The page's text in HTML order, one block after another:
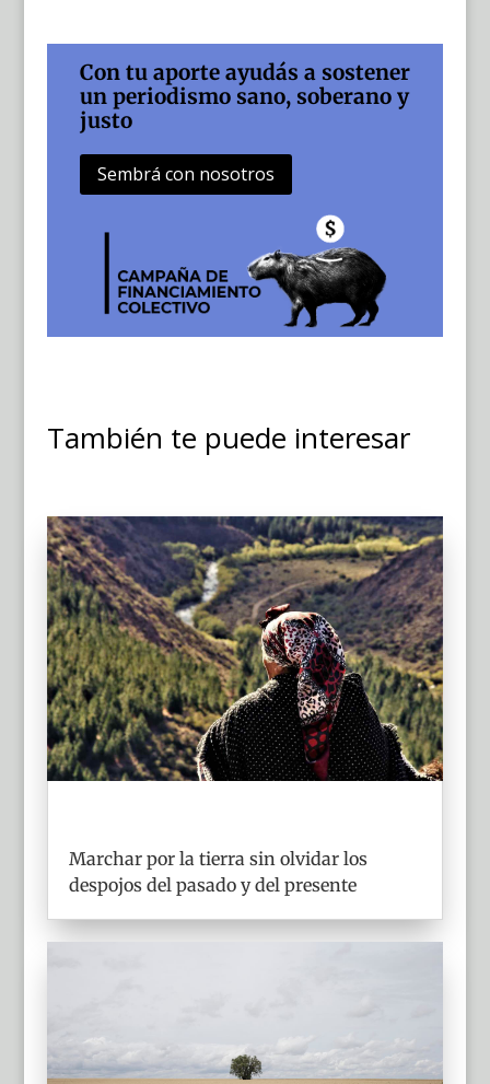
Con tu aporte ayudás a sostener
un periodismo sano, soberano y
justo
Sembrá con nosotros
También te puede interesar
Marchar por la tierra sin olvidar los
despojos del pasado y del presente